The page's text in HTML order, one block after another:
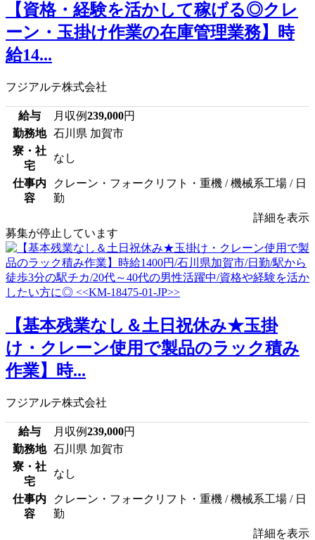
【資格・経験を活かして稼げる◎クレ
ーン・玉掛け作業の在庫管理業務】時
給14...
フジアルテ株式会社
給与 月収例239,000円
勤務地
石川県 加賀市
寮・社
宅
なし
仕事内
容
クレーン・フォークリフト・重機 / 機械系工場 / 日
勤
詳細を表示
募集が停止しています
【基本残業なし＆土日祝休み★玉掛
け・クレーン使用で製品のラック積み
作業】時...
フジアルテ株式会社
給与 月収例239,000円
勤務地
石川県 加賀市
寮・社
宅
なし
仕事内
容
クレーン・フォークリフト・重機 / 機械系工場 / 日
勤
詳細を表示